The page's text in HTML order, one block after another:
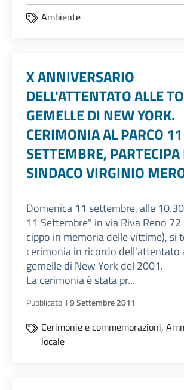
Ambiente
X ANNIVERSARIO
DELL'ATTENTATO ALLE
GEMELLE DI NEW YORK.
CERIMONIA AL PARCO 11
SETTEMBRE, PARTECIPA
SINDACO VIRGINIO
Domenica 11 settembre, alle
11 Settembre" in via Riva Reno
cippo in memoria delle vittime), si
cerimonia in ricordo dell'attentato
gemelle di New York del 2001.
La cerimonia è stata pr...
Pubblicato il 9 Settembre 2011
Cerimonie e commemorazioni,
locale